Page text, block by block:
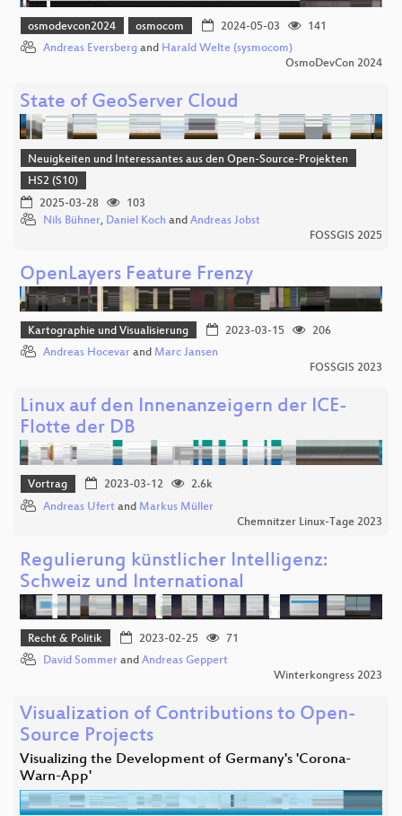
osmodevcon2024 osmocom 2024-05-03
141
Andreas Eversberg and Harald Welte (sysmocom)
OsmoDevCon 2024
State of GeoServer Cloud
Neuigkeiten und Interessantes aus den Open-Source-Projekten
HS2 (S10)
2025-03-28
103
Nils Bühner, Daniel Koch and Andreas Jobst
FOSSGIS 2025
OpenLayers Feature Frenzy
Kartographie und Visualisierung 2023-03-15
206
Andreas Hocevar and Marc Jansen
FOSSGIS 2023
Linux auf den Innenanzeigern der ICE-
Flotte der DB
Vortrag 2023-03-12
2.6k
Andreas Ufert and Markus Müller
Chemnitzer Linux-Tage 2023
Regulierung künstlicher Intelligenz:
Schweiz und International
Recht & Politik 2023-02-25
71
David Sommer and Andreas Geppert
Winterkongress 2023
Visualization of Contributions to Open-
Source Projects
Visualizing the Development of Germany's 'Corona-
Warn-App'